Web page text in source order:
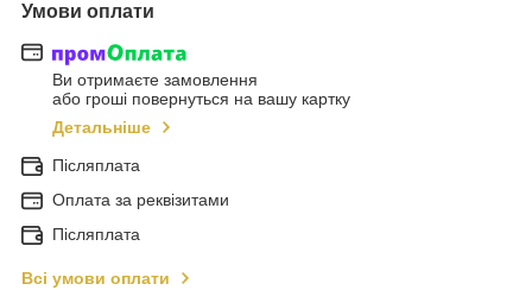
Умови оплати
Ви отримаєте замовлення
або гроші повернуться на вашу картку
Детальніше
Післяплата
Оплата за реквізитами
Післяплата
Всі умови оплати